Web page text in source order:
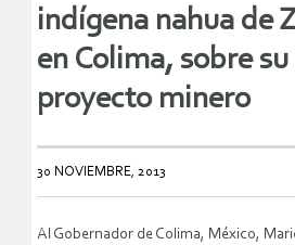
indígena nahua de
en Colima, sobre
proyecto minero
30 NOVIEMBRE, 2013
Al Gobernador de Colima, México,